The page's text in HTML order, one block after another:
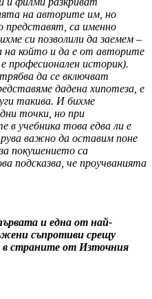
на авторите им, но
представят, са именно
си позволили да заемем –
на който и да е от авторите
професионален историк).
да се включват
дадена хипотеза, е
такива. И бихме
точки, но при
в учебника това едва ли е
важно да оставим поне
покушението са
подсказва, че проучванията
и една от най-
съпротиви срещу
страните от Източния